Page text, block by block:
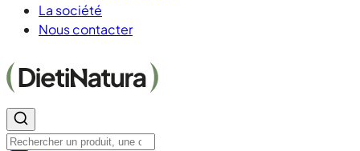
La société
Nous contacter